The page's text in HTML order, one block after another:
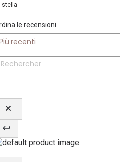
stella
le recensioni